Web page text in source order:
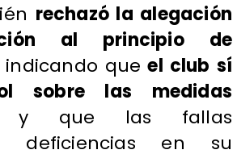
rechazó la alegación
al principio de
indicando que el club sí
sobre las medidas
y que las fallas
deficiencias en su